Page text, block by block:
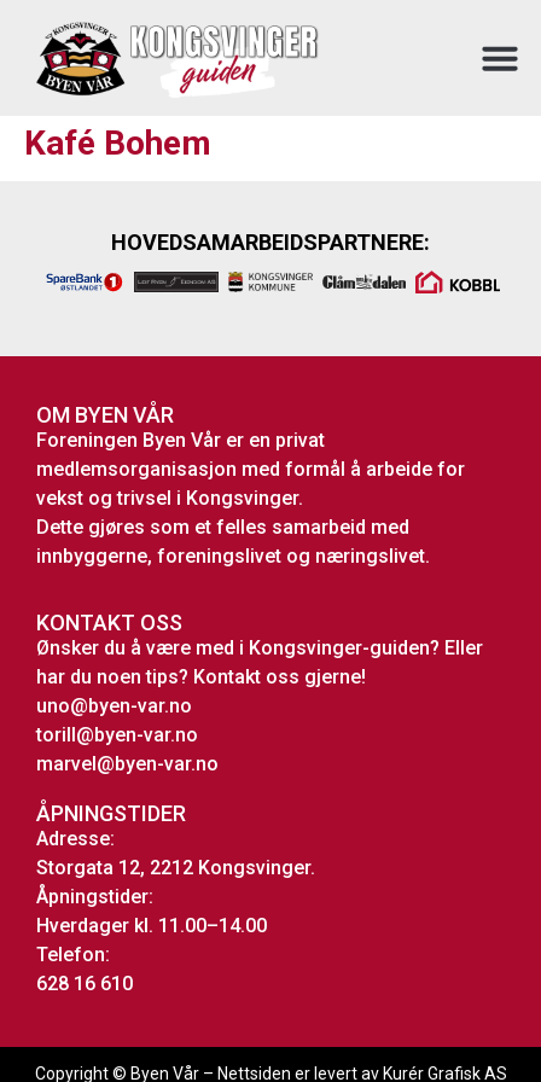
Kafé Bohem
HOVEDSAMARBEIDSPARTNERE:
OM BYEN VÅR
Foreningen Byen Vår er en privat
medlemsorganisasjon med formål å arbeide for
vekst og trivsel i Kongsvinger.
Dette gjøres som et felles samarbeid med
innbyggerne, foreningslivet og næringslivet.
KONTAKT OSS
Ønsker du å være med i Kongsvinger-guiden? Eller
har du noen tips? Kontakt oss gjerne!
uno@byen-var.no
torill@byen-var.no
marvel@byen-var.no
ÅPNINGSTIDER
Adresse:
Storgata 12, 2212 Kongsvinger.
Åpningstider:
Hverdager kl. 11.00–14.00
Telefon:
628 16 610
Copyright © Byen Vår – Nettsiden er levert av Kurér Grafisk AS